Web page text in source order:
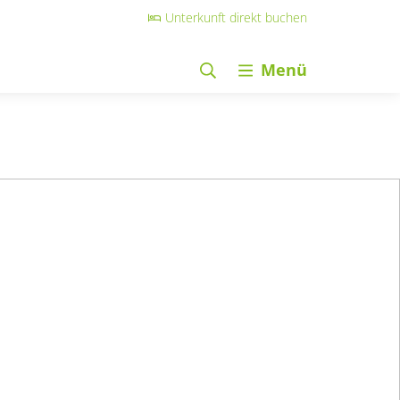
Unterkunft direkt buchen
Menü